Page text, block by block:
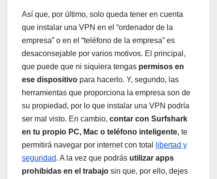
Así que, por último, solo queda tener en cuenta
que instalar una VPN en el “ordenador de la
empresa” o en el “teléfono de la empresa” es
desaconsejable por varios motivos. El principal,
que puede que ni siquiera tengas permisos en
ese dispositivo para hacerlo. Y, segundo, las
herramientas que proporciona la empresa son de
su propiedad, por lo que instalar una VPN podría
ser mal visto. En cambio, contar con Surfshark
en tu propio PC, Mac o teléfono inteligente, te
permitirá navegar por internet con total
libertad y
seguridad. A la vez que podrás utilizar apps
prohibidas en el trabajo sin que, por ello, dejes